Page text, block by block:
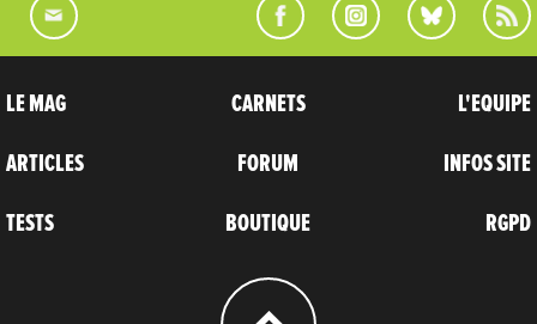
LE MAG
ARTICLES
TESTS
CARNETS
FORUM
BOUTIQUE
L'EQUIPE
INFOS SITE
RGPD